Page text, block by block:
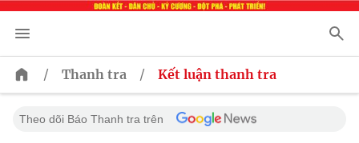
/ Thanh tra / Kết luận thanh tra
Theo dõi Báo Thanh tra trên